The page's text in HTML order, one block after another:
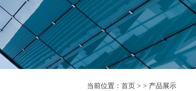
当前位置： 首页 > > 产品展示